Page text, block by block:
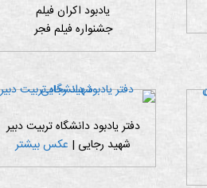
یادبود اکران فیلم
جشنواره فیلم فجر
دفتر یادبود دانشگاه تربیت دبیر
شهید رجایی | عکس بیشتر